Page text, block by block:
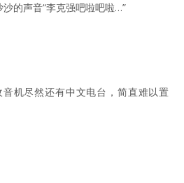
的声音“李克强吧啦吧啦…”
机尽然还有中文电台，简直难以置